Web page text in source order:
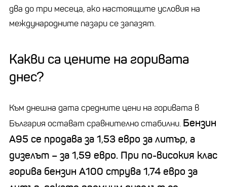
два до три месеца, ако настоящите условия на
международните пазари се запазят.
Какви са цените на горивата
днес?
Към днешна дата средните цени на горивата в
България остават сравнително стабилни. Бензин
А95 се продава за 1,53 евро за литър, а
дизелът – за 1,59 евро. При по-високия клас
горива бензин А100 струва 1,74 евро за